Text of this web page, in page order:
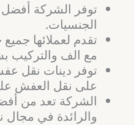
توفر الشركة أفضل
الجنسيات.
تقدم لعملائها
مع الف والتركيب
توفر دينات نقل
على نقل العفش
الشركة تعد من
والرائدة في